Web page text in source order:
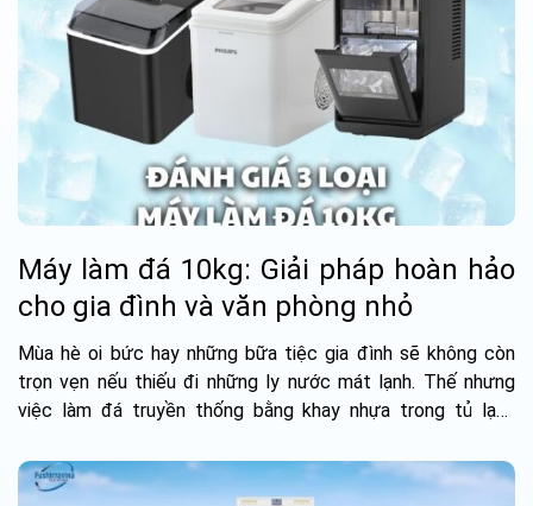
Máy làm đá 10kg: Giải pháp hoàn hảo
cho gia đình và văn phòng nhỏ
Mùa hè oi bức hay những bữa tiệc gia đình sẽ không còn
trọn vẹn nếu thiếu đi những ly nước mát lạnh. Thế nhưng
việc làm đá truyền thống bằng khay nhựa trong tủ lạnh